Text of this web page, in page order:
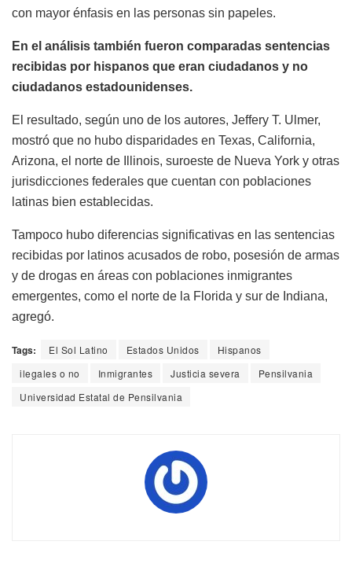
con mayor énfasis en las personas sin papeles.
En el análisis también fueron comparadas sentencias
recibidas por hispanos que eran ciudadanos y no
ciudadanos estadounidenses.
El resultado, según uno de los autores, Jeffery T. Ulmer,
mostró que no hubo disparidades en Texas, California,
Arizona, el norte de Illinois, suroeste de Nueva York y otras
jurisdicciones federales que cuentan con poblaciones
latinas bien establecidas.
Tampoco hubo diferencias significativas en las sentencias
recibidas por latinos acusados de robo, posesión de armas
y de drogas en áreas con poblaciones inmigrantes
emergentes, como el norte de la Florida y sur de Indiana,
agregó.
Tags: El Sol Latino Estados Unidos
Hispanos
ilegales o no
Inmigrantes Justicia severa
Pensilvania
Universidad Estatal de Pensilvania